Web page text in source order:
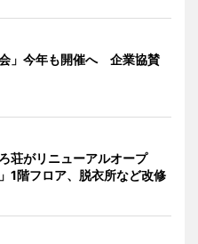
会」今年も開催へ 企業協賛
荘がリニューアルオープ
1階フロア、脱衣所など改修